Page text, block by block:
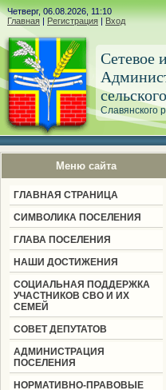
Четверг, 06.08.2026, 11:10
Главная | Регистрация | Вход
Сетевое
Славянского
Меню сайта
ГЛАВНАЯ СТРАНИЦА
СИМВОЛИКА ПОСЕЛЕНИЯ
ГЛАВА ПОСЕЛЕНИЯ
НАШИ ДОСТИЖЕНИЯ
СОЦИАЛЬНАЯ ПОДДЕРЖКА
УЧАСТНИКОВ СВО И ИХ
СЕМЕЙ
СОВЕТ ДЕПУТАТОВ
АДМИНИСТРАЦИЯ
ПОСЕЛЕНИЯ
НОРМАТИВНО-ПРАВОВЫЕ